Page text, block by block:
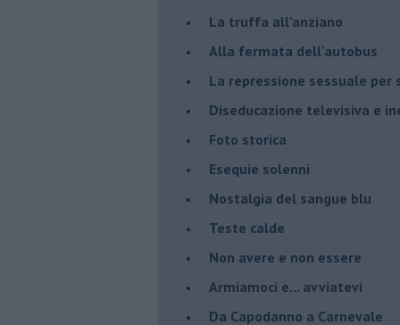
La truffa all'anziano
Alla fermata dell'autobus
La repressione sessuale per
Diseducazione televisiva e
Foto storica
Esequie solenni
Nostalgia del sangue blu
Teste calde
Non avere e non essere
Armiamoci e... avviatevi
Da Capodanno a Carnevale